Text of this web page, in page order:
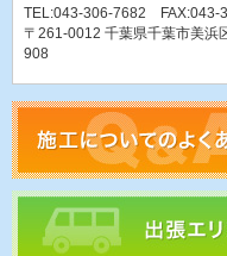
TEL:043-306-7682 FAX:043-
〒261-0012 千葉県千葉市美浜
908